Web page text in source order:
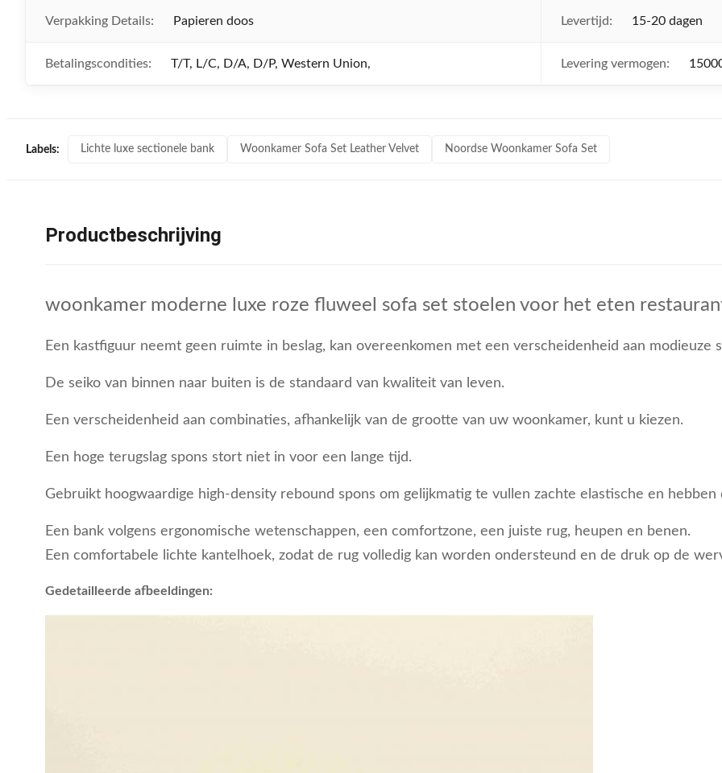
Verpakking Details: Papieren doos Levertijd: 15-20 dagen
Betalingscondities: T/T, L/C, D/A, D/P, Western Union, Levering vermogen:
Labels: Lichte luxe sectionele bank Woonkamer Sofa Set Leather Velvet Noordse Woonkamer Sofa Set
Productbeschrijving
woonkamer moderne luxe roze fluweel sofa set stoelen voor het eten
Een kastfiguur neemt geen ruimte in beslag, kan overeenkomen met een verscheidenheid aan modieuze
De seiko van binnen naar buiten is de standaard van kwaliteit van leven.
Een verscheidenheid aan combinaties, afhankelijk van de grootte van uw woonkamer, kunt u kiezen.
Een hoge terugslag spons stort niet in voor een lange tijd.
Gebruikt hoogwaardige high-density rebound spons om gelijkmatig te vullen zachte elastische en hebben
Een bank volgens ergonomische wetenschappen, een comfortzone, een juiste rug, heupen en benen.
Een comfortabele lichte kantelhoek, zodat de rug volledig kan worden ondersteund en de druk op de
Gedetailleerde afbeeldingen: